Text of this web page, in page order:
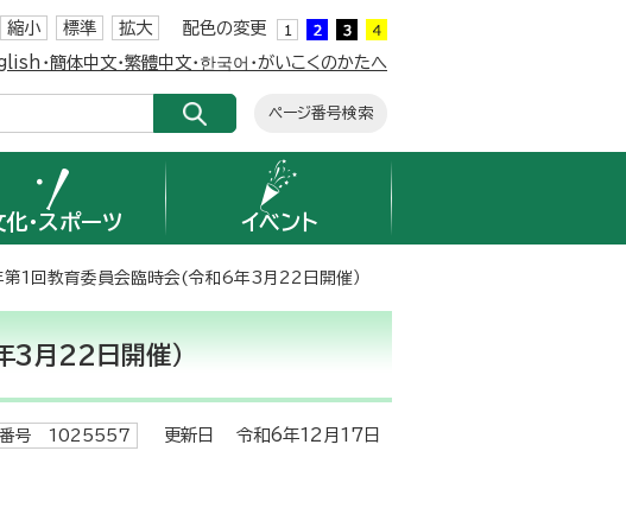
縮小 標準 拡大 配色の変更
・簡体中文・繁體中文・한국어・がいこくのかたへ
ページ番号検索
化・スポーツ イベント
1回教育委員会臨時会(令和6年3月22日開催）
3月22日開催）
番号 1025557 更新日 令和6年12月17日